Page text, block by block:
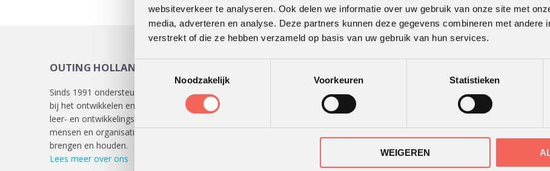
websiteverkeer te analyseren. Ook delen we informatie over uw gebruik van onze site met
media, adverteren en analyse. Deze partners kunnen deze gegevens combineren met andere
verstrekt of die ze hebben verzameld op basis van uw gebruik van hun services.
Toestemmingsselectie
Noodzakelijk
Voorkeuren Statistieken
WEIGEREN
OUTING HOLLAND
Sinds 1991 ondersteunen we klanten
bij het ontwikkelen en uitvoeren van
leer- en ontwikkelingsprocessen die
mensen en organisaties in beweging
brengen en houden.
Lees meer over ons
de beoordelingen van